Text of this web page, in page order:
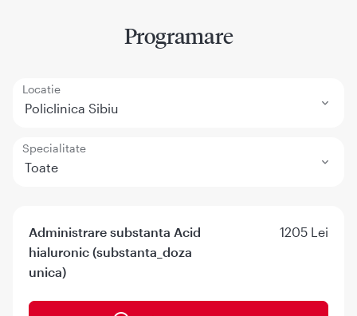
Programare
Locatie
Policlinica Sibiu
Specialitate
Toate
Administrare substanta Acid
hialuronic (substanta_doza
unica)
1205 Lei